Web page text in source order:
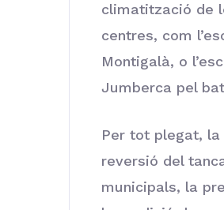
climatització de
centres, com
Montigalà, o
Jumberca pel
Per tot plegat,
reversió del
municipals, la